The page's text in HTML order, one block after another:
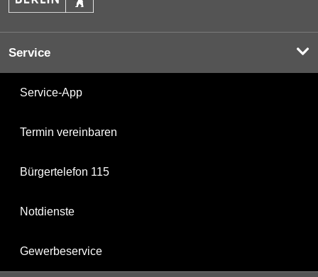
Service
Service-App
Termin vereinbaren
Bürgertelefon 115
Notdienste
Gewerbeservice